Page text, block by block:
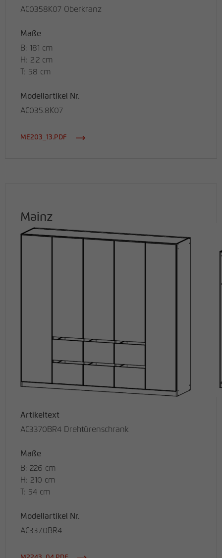
AC0358K07 Oberkranz
Maße
B: 181 cm
H: 2.2 cm
T: 58 cm
Modellartikel Nr.
AC035.8K07
ME203_13.PDF
Mainz
Artikeltext
AC3370BR4 Drehtürenschrank
Maße
B: 226 cm
H: 210 cm
T: 54 cm
Modellartikel Nr.
AC337.0BR4